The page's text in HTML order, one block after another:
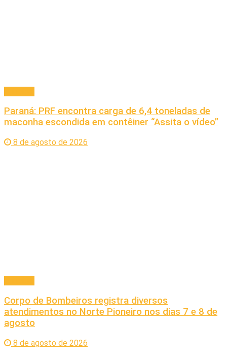
Paraná: PRF encontra carga de 6,4 toneladas de
maconha escondida em contêiner “Assita o vídeo”
8 de agosto de 2026
Corpo de Bombeiros registra diversos
atendimentos no Norte Pioneiro nos dias 7 e 8 de
agosto
8 de agosto de 2026